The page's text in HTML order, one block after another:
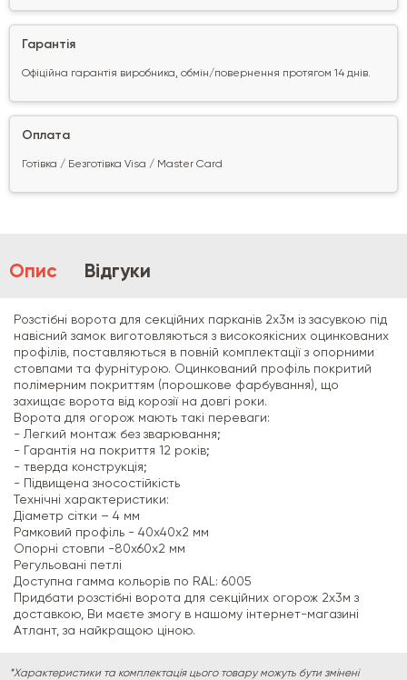
Гарантія
Офіційна гарантія виробника, обмін/повернення протягом 14 днів.
Оплата
Готівка / Безготівка Visa / Master Card
Опис Відгуки
Розстібні ворота для секційних парканів 2х3м із засувкою під
навісний замок виготовляються з високоякісних оцинкованих
профілів, поставляються в повній комплектації з опорними
стовпами та фурнітурою. Оцинкований профіль покритий
полімерним покриттям (порошкове фарбування), що
захищає ворота від корозії на довгі роки.
Ворота для огорож мають такі переваги:
- Легкий монтаж без зварювання;
- Гарантія на покриття 12 років;
- тверда конструкція;
- Підвищена зносостійкість
Технічні характеристики:
Діаметр сітки – 4 мм
Рамковий профіль - 40х40х2 мм
Опорні стовпи -80х60х2 мм
Регульовані петлі
Доступна гамма кольорів по RAL: 6005
Придбати розстібні ворота для секційних огорож 2х3м з
доставкою, Ви маєте змогу в нашому інтернет-магазині
Атлант, за найкращою ціною.
*Характеристики та комплектація цього товару можуть бути змінені